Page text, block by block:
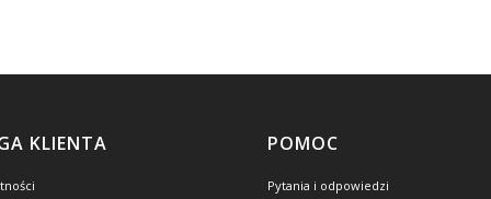
KLIENTA POMOC
Pytania i odpowiedzi